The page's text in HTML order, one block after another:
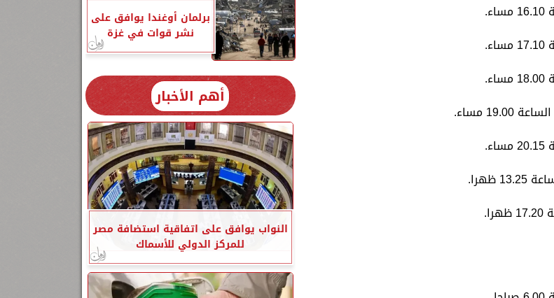
برلمان أوغندا يوافق على
نشر قوات في غزة
أهم الأخبار
النواب يوافق على اتفاقية استضافة مصر
للمركز الدولي للأسماك